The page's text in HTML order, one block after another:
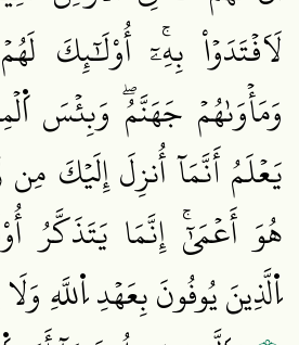
لَاَفۡتَدَوۡاْ بِهِۦٓۚ أُوْلَٰٓئِكَ
وَمَأۡوَىٰهُمۡ جَهَنَّمُۖ وَبِئۡسَ
يَعۡلَمُ أَنَّمَآ أُنزِلَ إِلَيۡكَ
هُوَ أَعۡمَىٰٓۚ إِنَّمَا يَتَذَكَّرُ
اِ۬لَّذِينَ يُوفُونَ بِعَهۡدِ اِ۬للَّهِ